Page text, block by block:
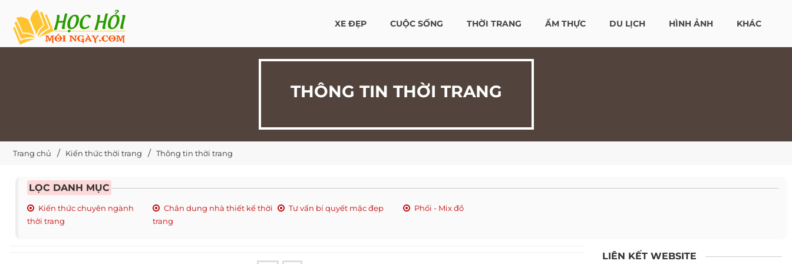
XE ĐẸP CUỘC SỐNG THỜI TRANG ẨM THỰC DU LỊCH HÌNH ẢNH KHÁC
THÔNG TIN THỜI TRANG
Trang chủ Kiến thức thời trang Thông tin thời trang
LỌC DANH MỤC
Kiến thức chuyên ngành
thời trang
Chân dung nhà thiết kế thời
trang
Tư vấn bí quyết mặc đẹp Phối - Mix đồ
LIÊN KẾT WEBSITE